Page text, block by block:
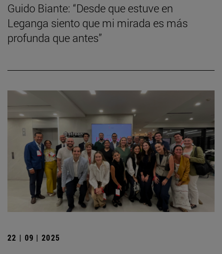
Guido Biante: “Desde que estuve en
Leganga siento que mi mirada es más
profunda que antes”
22 | 09 | 2025